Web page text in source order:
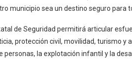
municipio sea un destino seguro para
de Seguridad permitirá articular
protección civil, movilidad, turismo y
la explotación infantil y la